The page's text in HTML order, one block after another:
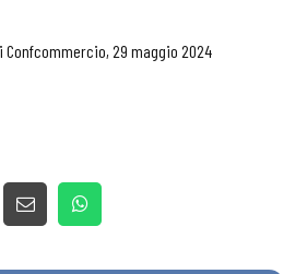
Confcommercio, 29 maggio 2024